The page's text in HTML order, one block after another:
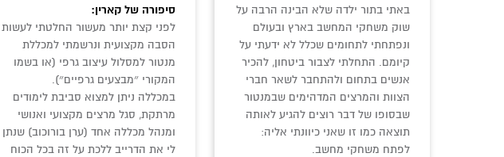
סיפורה של קארין:
לפני קצת יותר מעשור החלטתי לעשות
הסבה מקצועית ונרשמתי למכללת
מנטור למסלול עיצוב גרפי (או בשמו
המקורי ״מבצעים גרפיים״).
במכללה ניתן למצוא סביבת לימודים
מרתקת, סגל מרצים מקצועי ואנושי
ומנהל מכללה אחד (ערן בורוכוב) שנתן
לי את הדרייב ללכת על זה בכל הכוח
באתי בתור ילדה שלא הבינה הרבה על
שוק משחקי המחשב בארץ ובעולם
ונפתחתי לתחומים שכלל לא ידעתי על
קיומם. התחלתי לצבור ביטחון, להכיר
אנשים בתחום ולהתחבר לשאר חברי
הצוות והמרצים המדהימים שבמנטור
שבסופו של דבר רוצים להגיע לאותה
תוצאה כמו זו שאני כיוונתי אליה:
לפתח משחקי מחשב.